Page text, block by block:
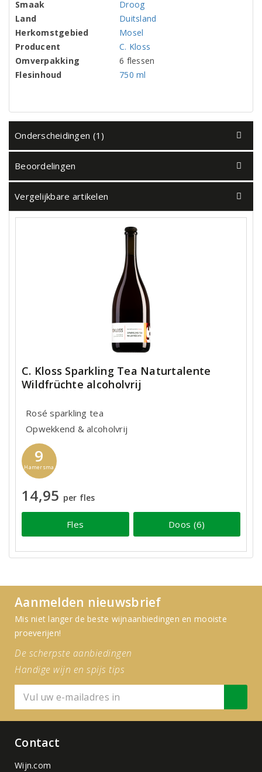
Smaak
Droog
Land
Duitsland
Herkomstgebied
Mosel
Producent
C. Kloss
Omverpakking
6 flessen
Flesinhoud
750 ml
Onderscheidingen (1)
Beoordelingen
Vergelijkbare artikelen
C. Kloss Sparkling Tea Naturtalente
Wildfrüchte alcoholvrij
Rosé sparkling tea
Opwekkend & alcoholvrij
9
Hamersma
14,95 per fles
Fles Doos (6)
Aanmelden nieuwsbrief
Mis niet langer de beste wijnaanbiedingen en mooiste
proeverijen!
De scherpste aanbiedingen
Handige wijn en spijs tips
Contact
Wijn.com